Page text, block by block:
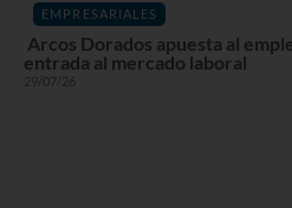
EMPRESARIALES
Arcos Dorados apuesta al
entrada al mercado laboral
29/07/26